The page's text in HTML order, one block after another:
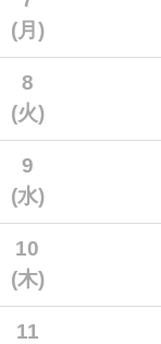
(月)
8
(火)
9
(水)
10
(木)
11